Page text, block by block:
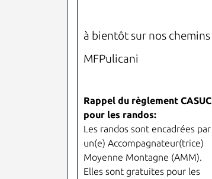
à bientôt sur nos chemins
MFPulicani
Rappel du règlement CASUC
pour les randos:
Les randos sont encadrées par
un(e) Accompagnateur(trice)
Moyenne Montagne (AMM).
Elles sont gratuites pour les